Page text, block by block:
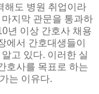
해도 병원 취업이라
지막 관문을 통과하
년 이상 간호사 채용
에서 간호대생들이
고 있다. 이러한 실
호사를 목표로 하는
는 이유다.